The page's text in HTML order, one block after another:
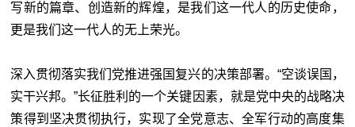
写新的篇章、创造新的辉煌，是我们这一代人的历史使命，
更是我们这一代人的无上荣光。
深入贯彻落实我们党推进强国复兴的决策部署。“空谈误国，
实干兴邦。”长征胜利的一个关键因素，就是党中央的战略决
策得到坚决贯彻执行，实现了全党意志、全军行动的高度集